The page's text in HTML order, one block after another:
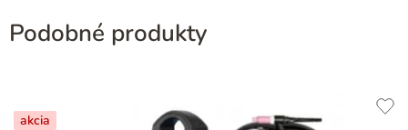
Podobné produkty
akcia